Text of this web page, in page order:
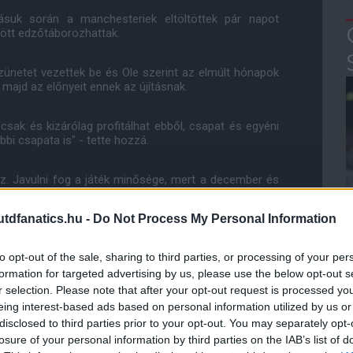
- Do Not Process My Personal Information
opt-out of the sale, sharing to third parties, or processing of your
for targeted advertising by us, please use the below opt-out
selection. Please note that after your opt-out request is processed
interest-based ads based on personal information utilized by us
to third parties prior to your opt-out. You may separately
of your personal information by third parties on the IAB’s list of
során a manchesteriek eltöltöttek pár napot
edzőtáborozhattak.
vezettek be és Ole szerint az elmúlt hónapok
az előnyeit ennek az újításnak.
és kizárólag profitálhat ebből, csapat és egyéni
csapata is" - tette hozzá.
Javulni fog a játék minősége, mert a december és
volt a vezetők részéről, hogy adtak a csapatoknak
soha nem szokott két hét eltelni egy-egy
azt a frissességet, amit ezen a héten láttam
on is!
ésiOS-re!